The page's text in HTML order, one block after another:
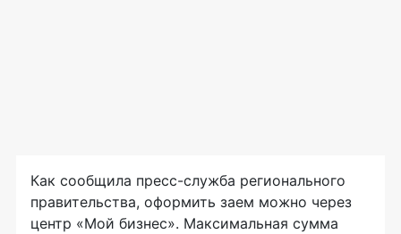
Как сообщила пресс-служба регионального
правительства, оформить заем можно через
центр «Мой бизнес». Максимальная сумма